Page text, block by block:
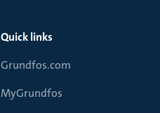
Quick links
Grundfos.com
MyGrundfos